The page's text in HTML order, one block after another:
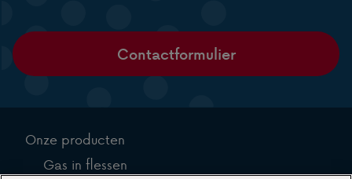
Contactformulier
Onze producten
Gas in flessen